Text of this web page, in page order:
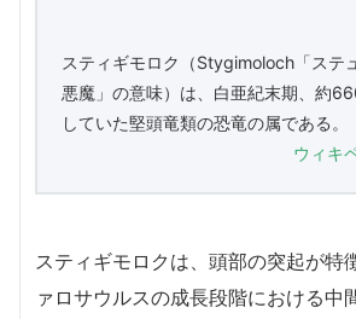
スティギモロク（Stygimoloch「ステ
悪魔」の意味）は、白亜紀末期、約
していた堅頭竜類の恐竜の属である。
ウィキ
スティギモロクは、頭部の突起が特
ァロサウルスの成長段階における中